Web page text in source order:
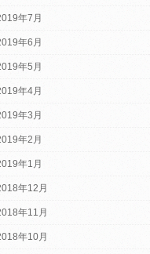
年7月
年6月
年5月
年4月
年3月
年2月
年1月
年12月
年11月
年10月